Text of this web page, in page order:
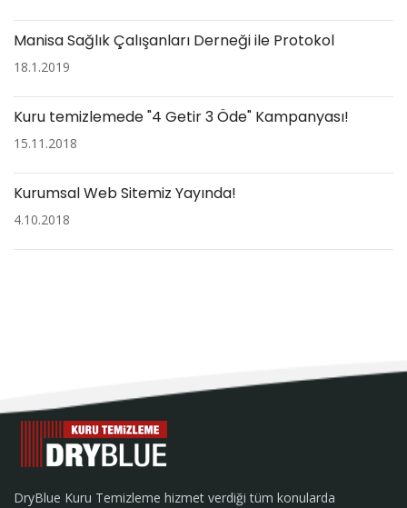
Manisa Sağlık Çalışanları Derneği ile Protokol
18.1.2019
Kuru temizlemede "4 Getir 3 Öde" Kampanyası!
15.11.2018
Kurumsal Web Sitemiz Yayında!
4.10.2018
DryBlue Kuru Temizleme hizmet verdiği tüm konularda